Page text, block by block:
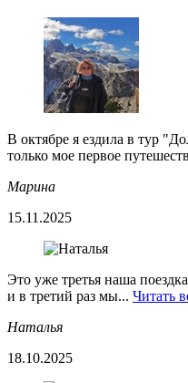
В октябре я ездила в тур
только мое первое
Марина
15.11.2025
Это уже третья наша
и в третий раз мы... Читать
Наталья
18.10.2025